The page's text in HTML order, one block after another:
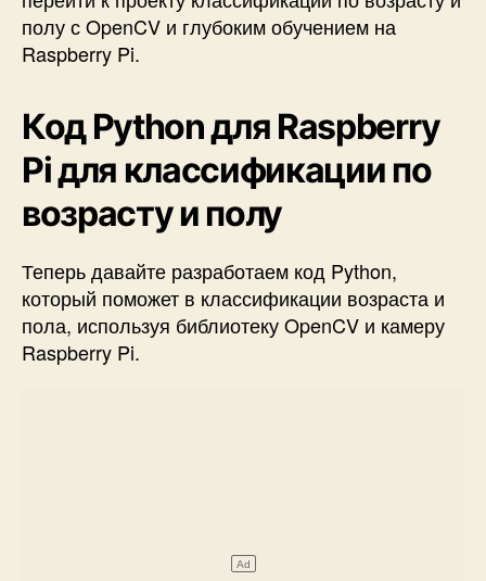
полу с OpenCV и глубоким обучением на
Raspberry Pi.
Код Python для Raspberry
Pi для классификации по
возрасту и полу
Теперь давайте разработаем код Python,
который поможет в классификации возраста и
пола, используя библиотеку OpenCV и камеру
Raspberry Pi.